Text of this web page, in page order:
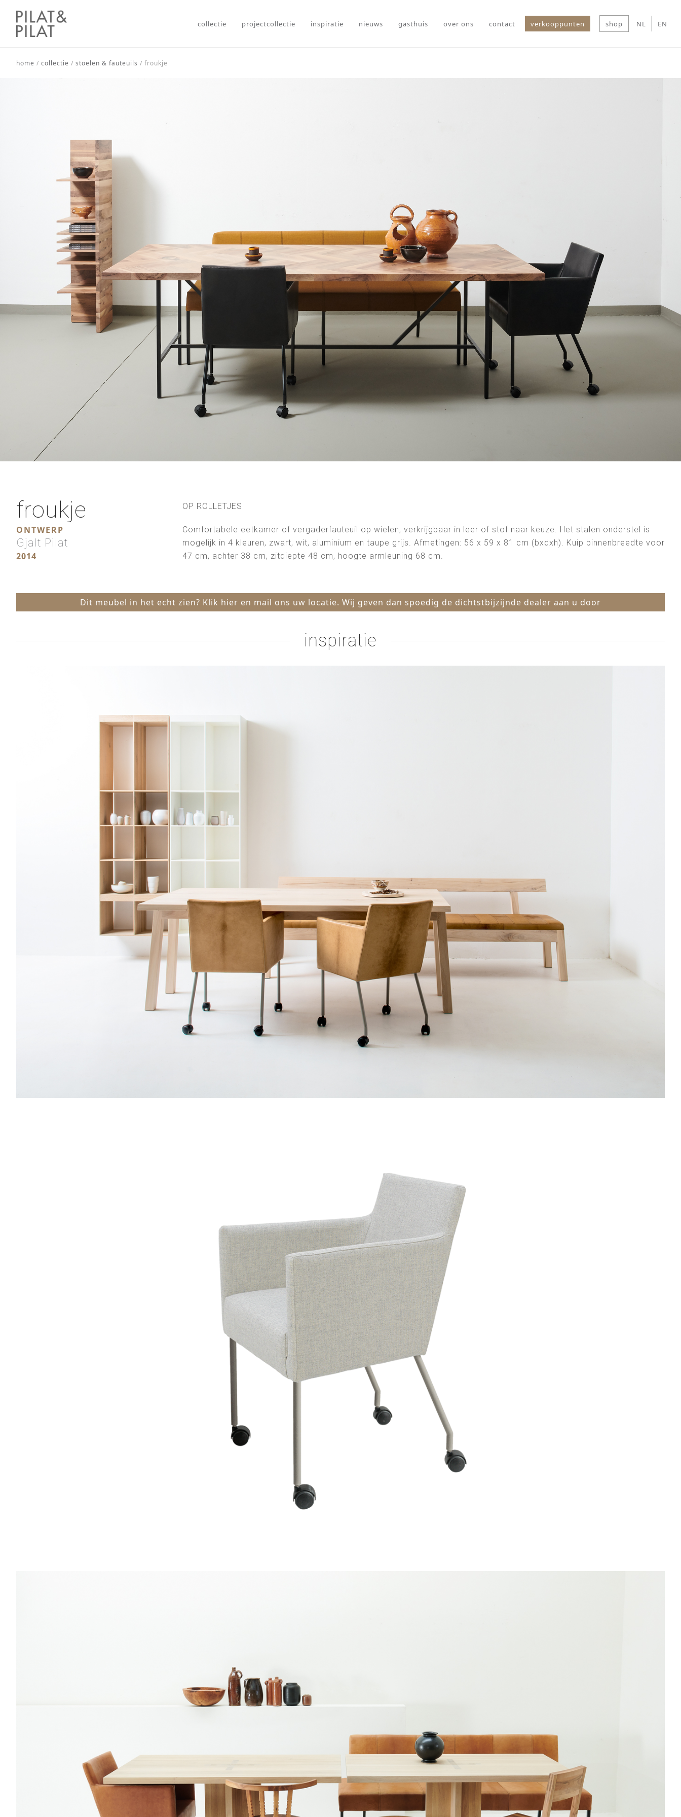
collectie projectcollectie inspiratie nieuws gasthuis over ons contact verkooppunten shop NL EN
home / collectie / stoelen & fauteuils / froukje
froukje
ONTWERP
Gjalt Pilat
2014
OP ROLLETJES
Comfortabele eetkamer of vergaderfauteuil op wielen, verkrijgbaar in leer of stof naar keuze. Het stalen onderstel is
mogelijk in 4 kleuren, zwart, wit, aluminium en taupe grijs. Afmetingen: 56 x 59 x 81 cm (bxdxh). Kuip binnenbreedte voor
47 cm, achter 38 cm, zitdiepte 48 cm, hoogte armleuning 68 cm.
Dit meubel in het echt zien? Klik hier en mail ons uw locatie. Wij geven dan spoedig de dichtstbijzijnde dealer aan u door
inspiratie